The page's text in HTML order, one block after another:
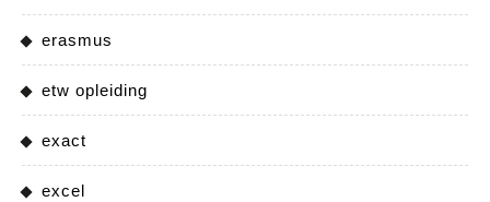
erasmus
etw opleiding
exact
excel